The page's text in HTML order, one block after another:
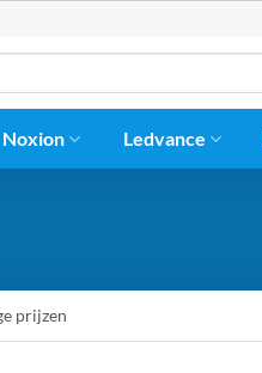
Noxion Ledvance
prijzen